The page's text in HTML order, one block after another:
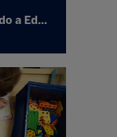
Codifica: Revolucionando a Educação Tecnológica no Brasil